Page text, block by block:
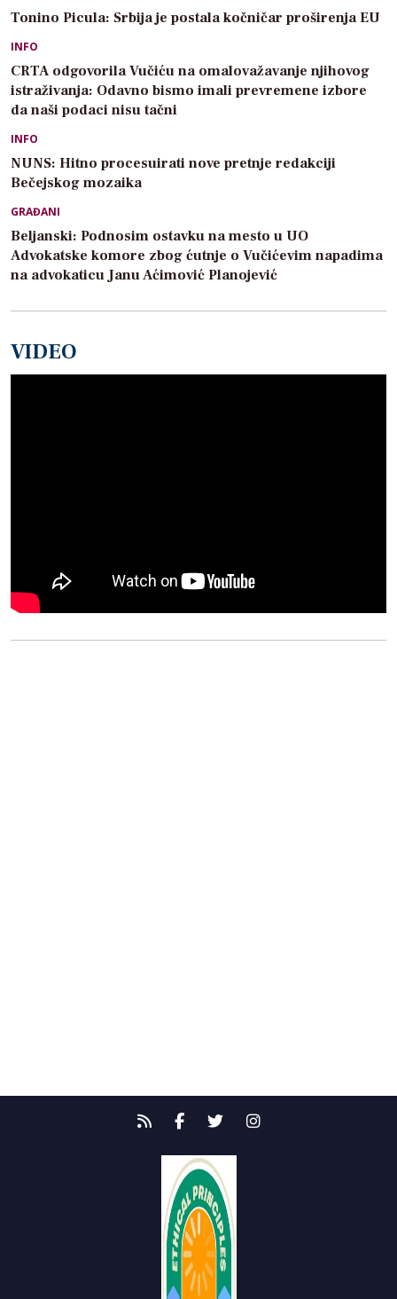
Tonino Picula: Srbija je postala kočničar proširenja EU
INFO
CRTA odgovorila Vučiću na omalovažavanje njihovog
istraživanja: Odavno bismo imali prevremene izbore
da naši podaci nisu tačni
INFO
NUNS: Hitno procesuirati nove pretnje redakciji
Bečejskog mozaika
GRAĐANI
Beljanski: Podnosim ostavku na mesto u UO
Advokatske komore zbog ćutnje o Vučićevim napadima
na advokaticu Janu Aćimović Planojević
VIDEO